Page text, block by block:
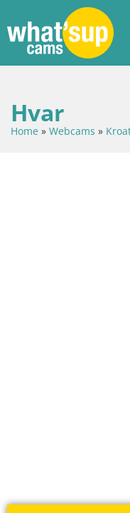
Hvar
Home » Webcams »